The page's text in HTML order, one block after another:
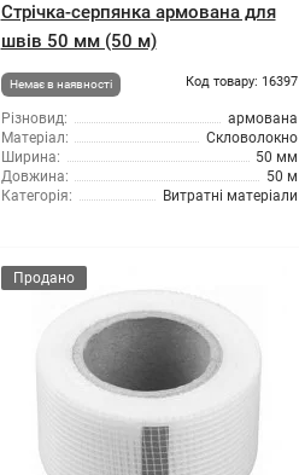
Стрічка-серпянка армована для
швів 50 мм (50 м)
Немає в наявності Код товару: 16397
Різновид:
армована
Матеріал:
Скловолокно
Ширина:
50 мм
Довжина:
50 м
Категорія:
Витратні матеріали
Продано